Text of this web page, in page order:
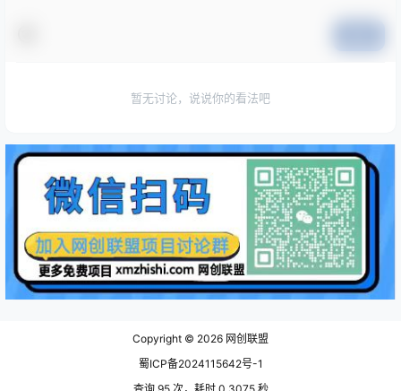
暂无讨论，说说你的看法吧
Copyright © 2026 网创联盟
蜀ICP备2024115642号-1